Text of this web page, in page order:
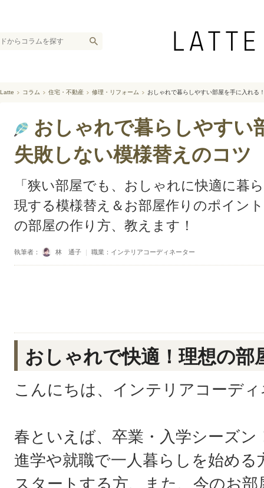
Latte コラム 住宅・不動産 修理・リフォーム おしゃれで暮らしやすい部屋を手に入れる
おしゃれで暮らしやすい
失敗しない模様替えのコツ
「狭い部屋でも、おしゃれに快適に暮
現する模様替え＆お部屋作りのポイン
の部屋の作り方、教えます！
執筆者： 林 通子 ｜ 職業：インテリアコーディネーター
おしゃれで快適！理想の部
こんにちは、インテリアコーデ
春といえば、卒業・入学シーズン
進学や就職で一人暮らしを始め
スタートする方、また、今のお